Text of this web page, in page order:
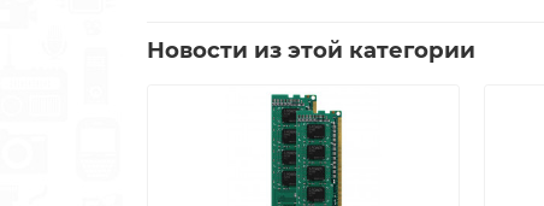
Новости из этой категории